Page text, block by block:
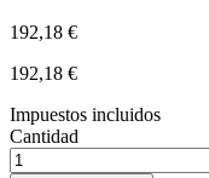
192,18 €
192,18 €
Impuestos incluidos
Cantidad